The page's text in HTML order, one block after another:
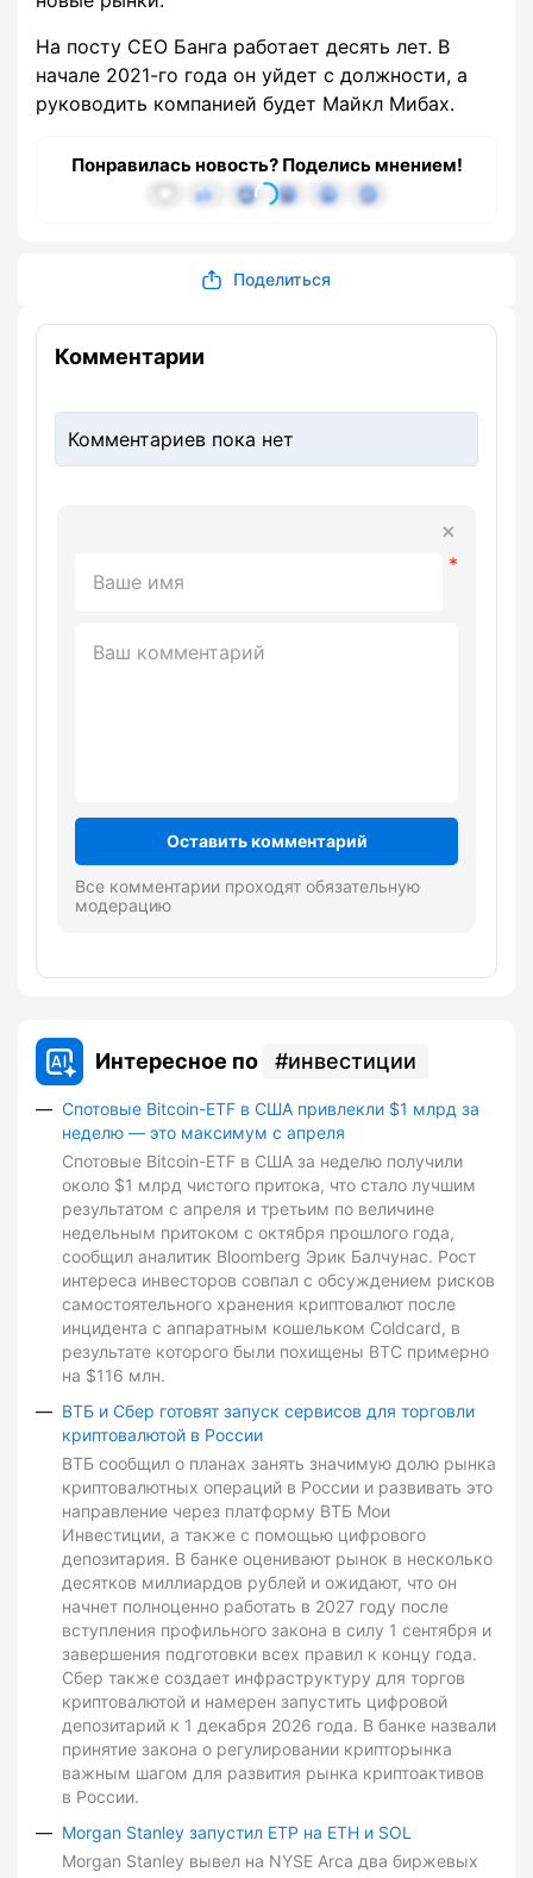
На посту CEO Банга работает десять лет. В
начале 2021-го года он уйдет с должности, а
руководить компанией будет Майкл Мибах.
Понравилась новость? Поделись мнением!
Поделиться
Комментарии
Комментариев пока нет
Оставить комментарий
Все комментарии проходят обязательную
модерацию
Интересное по инвестиции
Спотовые Bitcoin-ETF в США привлекли $1 млрд за
неделю — это максимум с апреля
Спотовые Bitcoin-ETF в США за неделю получили
около $1 млрд чистого притока, что стало лучшим
результатом с апреля и третьим по величине
недельным притоком с октября прошлого года,
сообщил аналитик Bloomberg Эрик Балчунас. Рост
интереса инвесторов совпал с обсуждением рисков
самостоятельного хранения криптовалют после
инцидента с аппаратным кошельком Coldcard, в
результате которого были похищены BTC примерно
на $116 млн.
ВТБ и Сбер готовят запуск сервисов для торговли
криптовалютой в России
ВТБ сообщил о планах занять значимую долю рынка
криптовалютных операций в России и развивать это
направление через платформу ВТБ Мои
Инвестиции, а также с помощью цифрового
депозитария. В банке оценивают рынок в несколько
десятков миллиардов рублей и ожидают, что он
начнет полноценно работать в 2027 году после
вступления профильного закона в силу 1 сентября и
завершения подготовки всех правил к концу года.
Сбер также создает инфраструктуру для торгов
криптовалютой и намерен запустить цифровой
депозитарий к 1 декабря 2026 года. В банке назвали
принятие закона о регулировании крипторынка
важным шагом для развития рынка криптоактивов
в России.
Morgan Stanley запустил ETP на ETH и SOL
Morgan Stanley вывел на NYSE Arca два биржевых